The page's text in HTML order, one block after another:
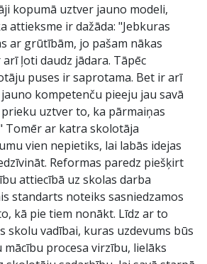
kopumā uztver jauno modeli,
attieksme ir dažāda: "Jebkuras
ar grūtībām, jo pašam nākas
ļoti daudz jādara. Tāpēc
puses ir saprotama. Bet ir arī
kompetenču pieeju jau savā
uztver to, ka pārmaiņas
Tomēr ar katra skolotāja
vien nepietiks, lai labās idejas
Reformas paredz piešķirt
attiecībā uz skolas darba
standarts noteiks sasniedzamos
kā pie tiem nonākt. Līdz ar to
skolu vadībai, kuras uzdevums būs
procesa virzību, lielāks